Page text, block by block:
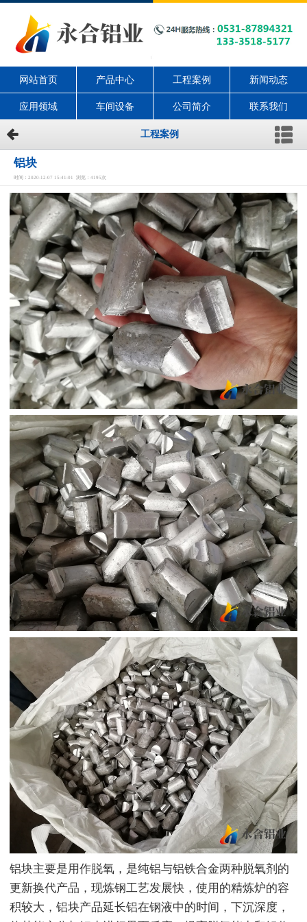
网站首页 产品中心 工程案例 新闻动态
应用领域 车间设备 公司简介 联系我们
工程案例
铝块
时间：2020-12-07 15:41:01 浏览：4195次
铝块主要是用作脱氧，是纯铝与铝铁合金两种脱氧剂的
更新换代产品，现炼钢工艺发展快，使用的精炼炉的容
积较大，铝块产品延长铝在钢液中的时间，下沉深度，